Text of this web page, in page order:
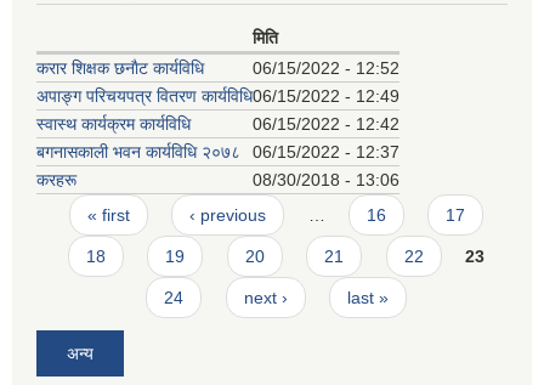
मिति
करार शिक्षक छनाैट कार्यविधि
06/15/2022 - 12:52
अपाङ्ग परिचयपत्र वितरण कार्यविधि06/15/2022 - 12:49
स्वास्थ कार्यक्रम कार्यविधि
06/15/2022 - 12:42
बगनासकाली भवन कार्यविधि २०७८
06/15/2022 - 12:37
करहरू
08/30/2018 - 13:06
Pages
« first ‹ previous 16 17
18 19 20 21 22 23
24 next › last »
अन्य